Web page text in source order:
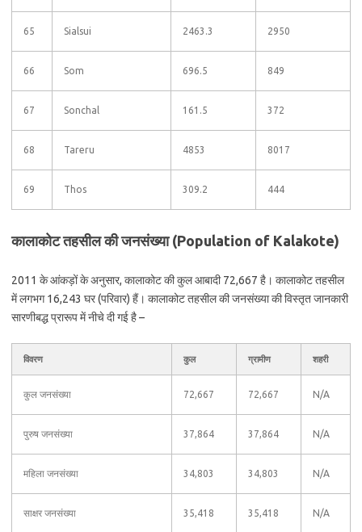
65 Sialsui 2463.3 2950
66 Som 696.5 849
67 Sonchal 161.5 372
68 Tareru 4853 8017
69 Thos 309.2 444
कालाकोट तहसील की जनसंख्या (Population of Kalakote)
2011 के आंकड़ों के अनुसार, कालाकोट की कुल आबादी 72,667 है। कालाकोट तहसील
में लगभग 16,243 घर (परिवार) हैं। कालाकोट तहसील की जनसंख्या की विस्तृत जानकारी
सारणीबद्ध प्रारूप में नीचे दी गई है –
विवरण कुल ग्रामीण शहरी
कुल जनसंख्या 72,667 72,667 N/A
पुरुष जनसंख्या 37,864 37,864 N/A
महिला जनसंख्या 34,803 34,803 N/A
साक्षर जनसंख्या 35,418 35,418 N/A